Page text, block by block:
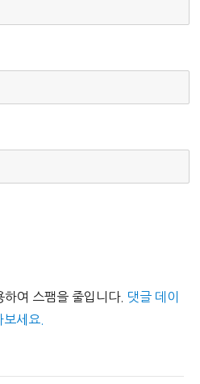
여 스팸을 줄입니다. 댓글 데이
세요.